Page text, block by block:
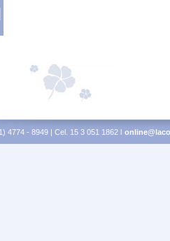
4774 - 8949 | Cel. 15 3 051 1862 l